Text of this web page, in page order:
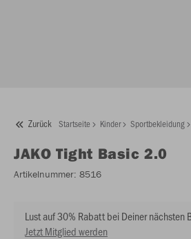
Zurück Startseite Kinder Sportbekleidung
JAKO Tight Basic 2.0
Artikelnummer: 8516
Lust auf 30% Rabatt bei Deiner nächsten
Jetzt Mitglied werden